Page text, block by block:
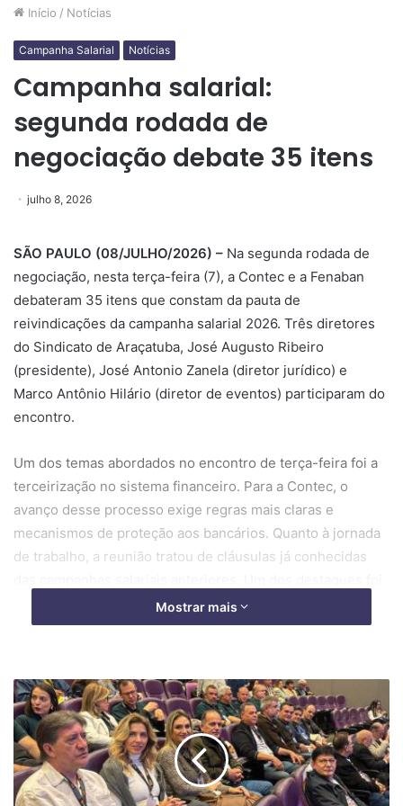
Início / Notícias
Campanha Salarial Notícias
Campanha salarial:
segunda rodada de
negociação debate 35 itens
julho 8, 2026
SÃO PAULO (08/JULHO/2026) – Na segunda rodada de
negociação, nesta terça-feira (7), a Contec e a Fenaban
debateram 35 itens que constam da pauta de
reivindicações da campanha salarial 2026. Três diretores
do Sindicato de Araçatuba, José Augusto Ribeiro
(presidente), José Antonio Zanela (diretor jurídico) e
Marco Antônio Hilário (diretor de eventos) participaram do
encontro.
Um dos temas abordados no encontro de terça-feira foi a
terceirização no sistema financeiro. Para a Contec, o
avanço desse processo exige regras mais claras e
mecanismos de proteção aos bancários. Quanto à jornada
de trabalho, a reunião tratou de cláusulas já conhecidas
o direito à desconexão digital. A cláusula busca assegurar
que o bancário não permaneça vinculado às atividades
sistemas e ferramentas digitais.
O teletrabalho e o trabalho híbrido também tiveram espaço
na rodada. Durante a reunião, a Fenaban informou que
cerca de 90 mil bancários e bancárias atuam hoje em
Mostrar mais